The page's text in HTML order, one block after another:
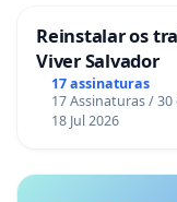
Reinstalar os
Viver Salvador
17 assinaturas
17 Assinaturas / 30
18 Jul 2026